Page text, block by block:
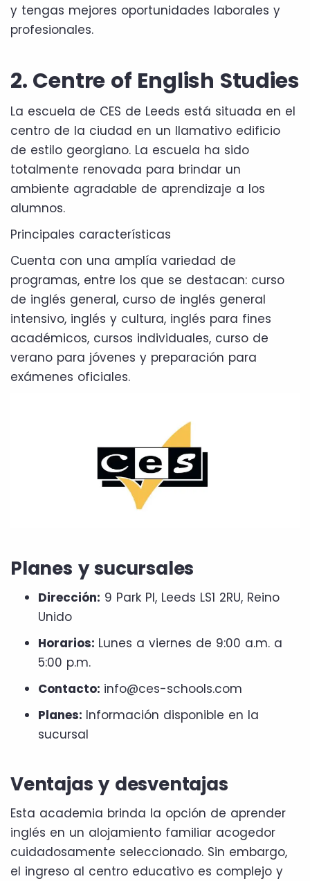
y tengas mejores oportunidades laborales y
profesionales.
2. Centre of English Studies
La escuela de CES de Leeds está situada en el
centro de la ciudad en un llamativo edificio
de estilo georgiano. La escuela ha sido
totalmente renovada para brindar un
ambiente agradable de aprendizaje a los
alumnos.
Principales características
Cuenta con una amplía variedad de
programas, entre los que se destacan: curso
de inglés general, curso de inglés general
intensivo, inglés y cultura, inglés para fines
académicos, cursos individuales, curso de
verano para jóvenes y preparación para
exámenes oficiales.
Planes y sucursales
Dirección: 9 Park Pl, Leeds LS1 2RU, Reino
Unido
Horarios: Lunes a viernes de 9:00 a.m. a
5:00 p.m.
Contacto: info@ces-schools.com
Planes: Información disponible en la
sucursal
Ventajas y desventajas
Esta academia brinda la opción de aprender
inglés en un alojamiento familiar acogedor
cuidadosamente seleccionado. Sin embargo,
el ingreso al centro educativo es complejo y